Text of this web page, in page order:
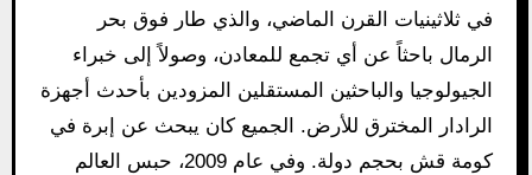
في ثلاثينيات القرن الماضي، والذي طار فوق بحر
الرمال باحثاً عن أي تجمع للمعادن، وصولاً إلى خبراء
الجيولوجيا والباحثين المستقلين المزودين بأحدث أجهزة
الرادار المخترق للأرض. الجميع كان يبحث عن إبرة في
كومة قش بحجم دولة. وفي عام 2009، حبس العالم